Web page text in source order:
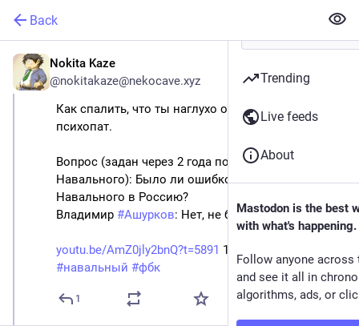
Back
Nokita Kaze
@nokitakaze@nekocave.xyz
Как спалить, что ты наглухо отбитый ёбнутый
психопат.
Вопрос (задан через 2 года после смерти
Навального): Было ли ошибкой возвращение
Навального в Россию?
Владимир #Ашурков: Нет, не было
youtu.be/AmZ0jly2bnQ?t=5891 1
#навальный #фбк
1
Trending
Live feeds
About
Mastodon is the best
with what's happening.
Follow anyone across
and see it all in
algorithms, ads, or